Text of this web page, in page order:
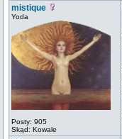
mistique
Yoda
Posty: 905
Skąd: Kowale